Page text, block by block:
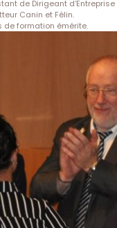
de Dirigeant
Canin et Félin.
de formation émérite.